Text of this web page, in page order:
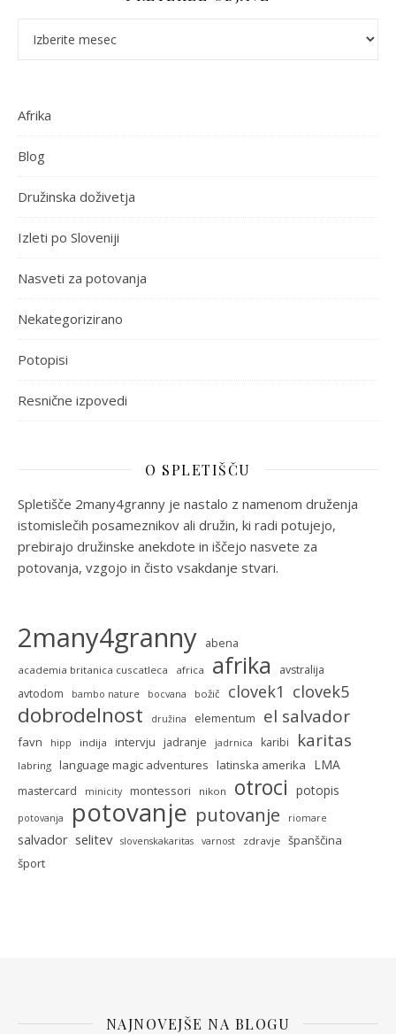
Afrika
Blog
Družinska doživetja
Izleti po Sloveniji
Nasveti za potovanja
Nekategorizirano
Potopisi
Resnične izpovedi
O SPLETIŠČU
Spletišče 2many4granny je nastalo z namenom druženja
istomislečih posameznikov ali družin, ki radi potujejo,
prebirajo družinske anekdote in iščejo nasvete za
potovanja, vzgojo in čisto vsakdanje stvari.
2many4granny abena
academia britanica cuscatleca africa afrika
avstralija
avtodom
bambo nature bocvana božič clovek1 clovek5
dobrodelnost družina elementum el salvador
favn hipp indija intervju jadranje jadrnica karibi karitas
labring language magic adventures latinska amerika LMA
mastercard minicity montessori nikon otroci potopis
potovanja potovanje putovanje riomare
salvador selitev slovenskakaritas varnost zdravje španščina
šport
NAJNOVEJŠE NA BLOGU